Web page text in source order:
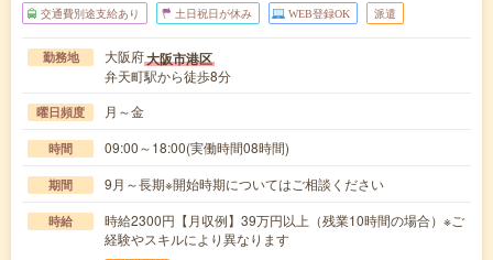
交通費別途支給あり 土日祝日が休み WEB登録OK 派遣
勤務地 大阪府大阪市港区
弁天町駅から徒歩8分
曜日頻度 月～金
時間 09:00～18:00(実働時間08時間)
期間 9月～長期※開始時期についてはご相談ください
時給
時給2300円【月収例】39万円以上（残業10時間の場合）※ご
経験やスキルにより異なります